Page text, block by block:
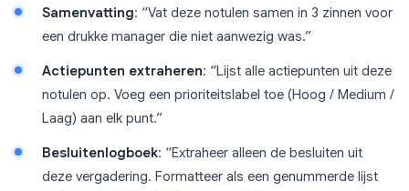
Samenvatting: “Vat deze notulen samen in 3 zinnen voor
een drukke manager die niet aanwezig was.”
Actiepunten extraheren: “Lijst alle actiepunten uit deze
notulen op. Voeg een prioriteitslabel toe (Hoog / Medium /
Laag) aan elk punt.”
Besluitenlogboek: “Extraheer alleen de besluiten uit
deze vergadering. Formatteer als een genummerde lijst